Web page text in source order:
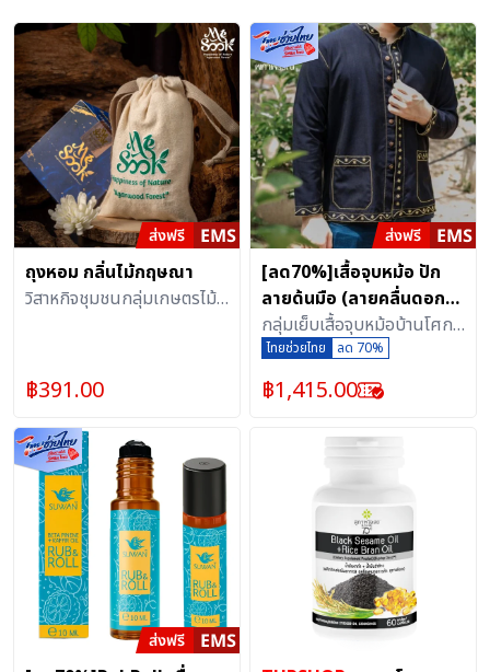
ถุงหอม กลิ่นไม้กฤษณา
วิสาหกิจชุมชนกลุ่มเกษตรไม้
฿391.00
[ลด70%]เสื้อจุบหม้อ ปัก
ลายด้นมือ (ลายคลื่นดอก)
ร้านผกาพรรณ (สินค้าทอมือ
ผลิตตามออเดอร์ทุกผืน ใช้
เวลาจัดส่งประมาณ 7 วัน)
กลุ่มเย็บเสื้อจุบหม้อบ้านโศก
ลึก
ไทยช่วยไทย ลด 70%
฿1,415.00